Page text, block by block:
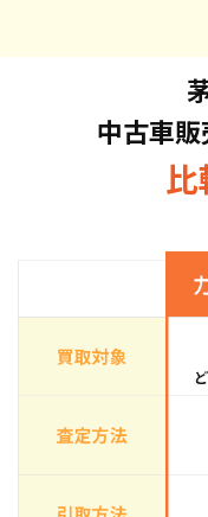
デッセイ・スカ
ど、車種を問わ
高価買取してい
軽にお問い合わ
中古車
比